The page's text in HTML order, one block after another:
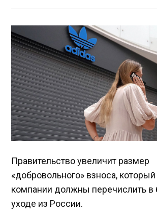
Правительство увеличит размер
«добровольного» взноса,
компании должны перечислить
уходе из России.